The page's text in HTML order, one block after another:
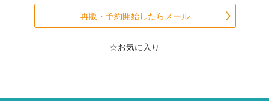
鉄道模型の情報 商品レビュー
再販・予約開始したらメール
☆お気に入り